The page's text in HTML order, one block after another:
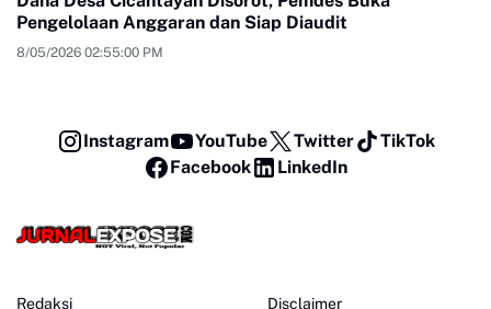
Pengelolaan Anggaran dan Siap Diaudit
8/05/2026 02:55:00 PM
Instagram YouTube Twitter
TikTok
Facebook
LinkedIn
Redaksi Disclaimer